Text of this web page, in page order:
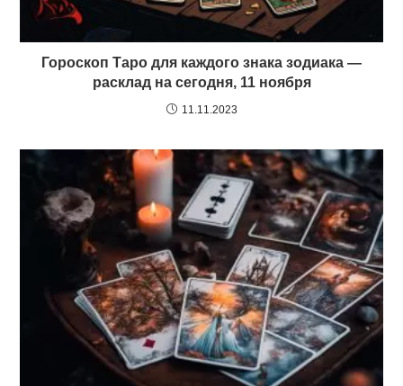
Гороскоп Таро для каждого знака зодиака —
расклад на сегодня, 11 ноября
11.11.2023